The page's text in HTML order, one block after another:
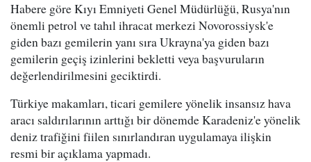
Habere göre Kıyı Emniyeti Genel Müdürlüğü, Rusya'nın
önemli petrol ve tahıl ihracat merkezi Novorossiysk'e
giden bazı gemilerin yanı sıra Ukrayna'ya giden bazı
gemilerin geçiş izinlerini bekletti veya başvuruların
değerlendirilmesini geciktirdi.
Türkiye makamları, ticari gemilere yönelik insansız hava
aracı saldırılarının arttığı bir dönemde Karadeniz'e yönelik
deniz trafiğini fiilen sınırlandıran uygulamaya ilişkin
resmi bir açıklama yapmadı.